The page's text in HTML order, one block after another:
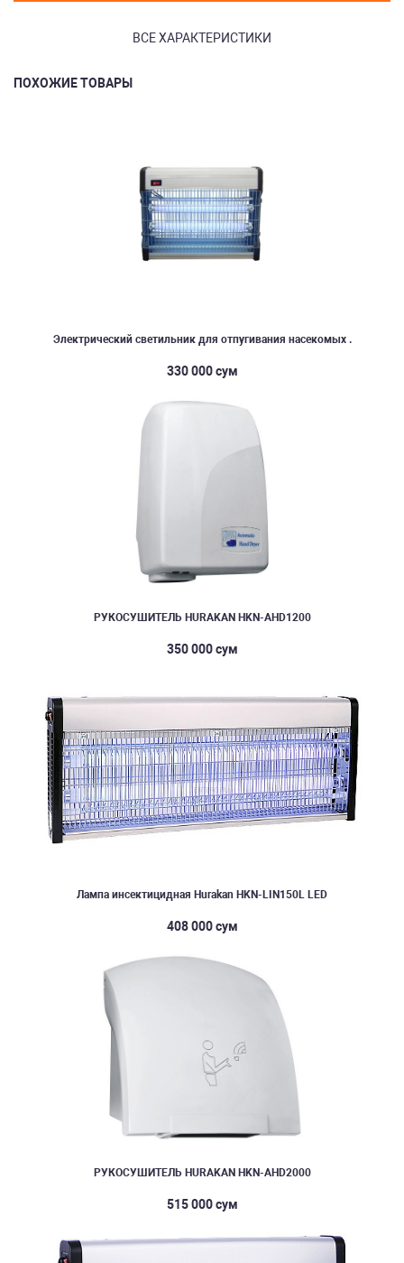
ВСЕ ХАРАКТЕРИСТИКИ
ПОХОЖИЕ ТОВАРЫ
Электрический светильник для отпугивания насекомых .
330 000 сум
РУКОСУШИТЕЛЬ HURAKAN HKN-AHD1200
350 000 сум
Лампа инсектицидная Hurakan HKN-LIN150L LED
408 000 сум
РУКОСУШИТЕЛЬ HURAKAN HKN-AHD2000
515 000 сум